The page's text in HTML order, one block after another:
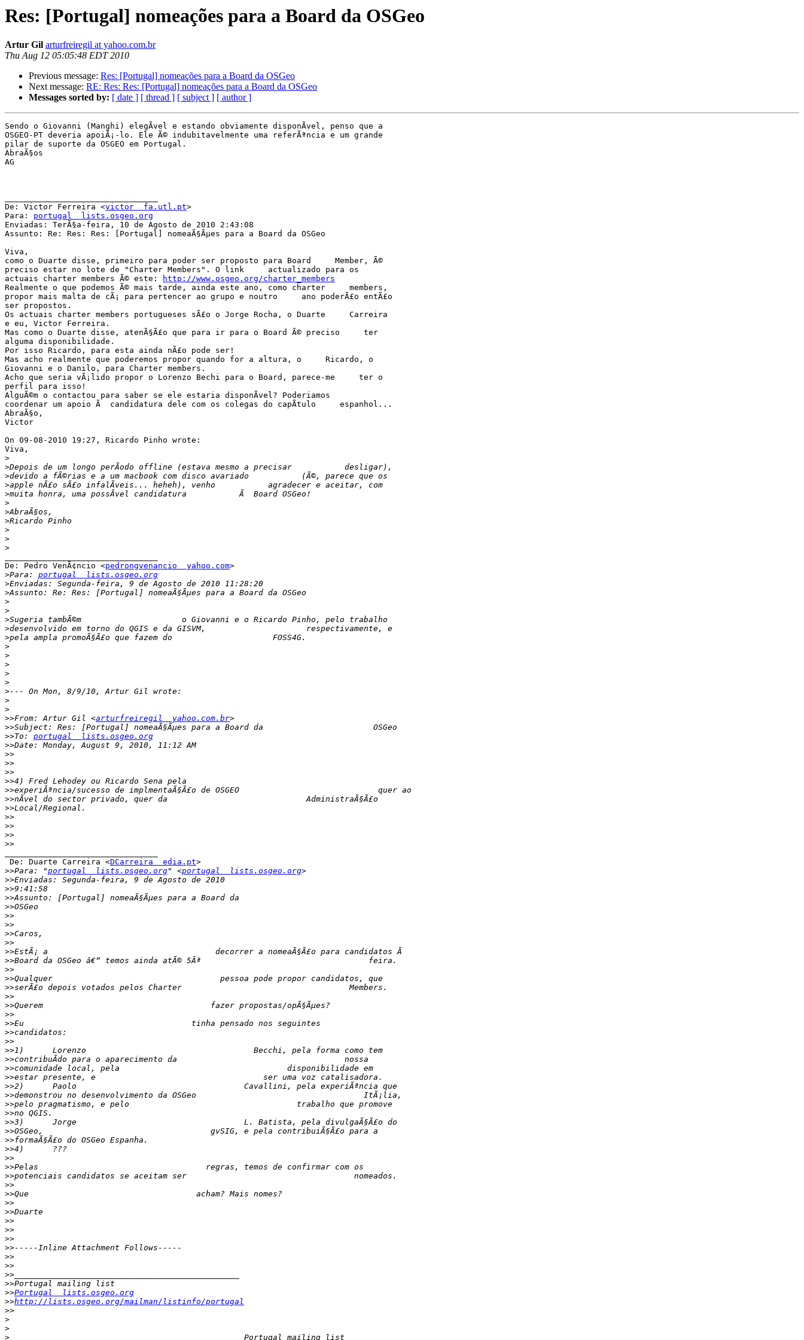
Res: [Portugal] nomeações para a Board da OSGeo
Artur Gil arturfreiregil at yahoo.com.br
Thu Aug 12 05:05:48 EDT 2010
Previous message: Res: [Portugal] nomeações para a Board da OSGeo
Next message: RE: Res: Res: [Portugal] nomeações para a Board da OSGeo
Messages sorted by: [ date ] [ thread ] [ subject ] [ author ]
Sendo o Giovanni (Manghi) elegÃ­vel e estando obviamente disponÃ­vel, penso que a
OSGEO-PT deveria apoiÃ¡-lo. Ele Ã© indubitavelmente uma referÃªncia e um grande
pilar de suporte da OSGEO em Portugal.
AbraÃ§os
AG
De: Victor Ferreira <victor  fa.utl.pt>
Para: portugal  lists.osgeo.org
Enviadas: TerÃ§a-feira, 10 de Agosto de 2010 2:43:08
Assunto: Re: Res: Res: [Portugal] nomeaÃ§Ãµes para a Board da OSGeo
Viva,
como o Duarte disse, primeiro para poder ser proposto para Board     Member, Ã©
preciso estar no lote de "Charter Members". O link     actualizado para os
actuais charter members Ã© este:
http://www.osgeo.org/charter_members
Realmente o que podemos Ã© mais tarde, ainda este ano, como charter     members,
propor mais malta de cÃ¡ para pertencer ao grupo e noutro     ano poderÃ£o entÃ£o
ser propostos.
Os actuais charter members portugueses sÃ£o o Jorge Rocha, o Duarte     Carreira
e eu, Victor Ferreira.
Mas como o Duarte disse, atenÃ§Ã£o que para ir para o Board Ã© preciso     ter
alguma disponibilidade.
Por isso Ricardo, para esta ainda nÃ£o pode ser!
Mas acho realmente que poderemos propor quando for a altura, o     Ricardo, o
Giovanni e o Danilo, para Charter members.
Acho que seria vÃ¡lido propor o Lorenzo Bechi para o Board, parece-me     ter o
perfil para isso!
AlguÃ©m o contactou para saber se ele estaria disponÃ­vel? Poderiamos
coordenar um apoio Ã  candidatura dele com os colegas do capÃ­tulo     espanhol...
AbraÃ§o,
Victor
On 09-08-2010 19:27, Ricardo Pinho wrote:
Viva,
>
>
>
>
>
>
>
>
>
>
>
De: Pedro VenÃ¢ncio <pedrongvenancio  yahoo.com>
>Para: portugal  lists.osgeo.org
>
>
>
>
>
>
>
>
>
>
>
>
>
>
>
>>From: Artur Gil <arturfreiregil  yahoo.com.br
>>
>>To: portugal  lists.osgeo.org
>>
>>
>>
>>
>>
>>
>>
>>
>>
>>
>>
>>
De: Duarte Carreira <DCarreira  edia.pt>
>>Para: "portugal  lists.osgeo.org" <portugal  lists.osgeo.org
>>
>>
>>
>>
>>
>>
>>
>>
>>
>>
>>
>>
>>
>>
>>
>>
>>
>>
>>
>>
>>
>>
>>
>>
>>
>>
>>
>>
>>
>>
>>
>>
>>
>>
>>
>>
>>
>>
>>
>>
>>
>>
>>
>>
>>
>>
>>Portugal  lists.osgeo.org
>>http://lists.osgeo.org/mailman/listinfo/portugal
>>
>
>
>